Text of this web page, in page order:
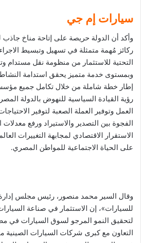
سيارات إم جي
وأكد أن الدولة حريصة على إتاحة مناخ جاذب
ركائز مُهمة متمثلة في تسهيل وتبسيط
التحتية للاستثمار من منظومة نقل مستدام
وبمستوى خدمة متميز يحقق استدامة
إطار خطة شاملة من خلال تكامل جميع
رؤية القيادة السياسية للنهوض بالدولة
العمل وتوفير العملة الصعبة لتوفير
الفجوة بين التصدير والاستيراد ورفع
الاستقرار الاقتصادي لمجابهة التغييرات
على الحياة الاجتماعية للمواطن المصري.
وقال السير محمد منصور، رئيس مجلس
للسيارات»، إن الاستثمار في صناعة
لتحقيق النمو المرجو لسوق السيارات في
التعاون مع كبرى شركات السيارات الصينية